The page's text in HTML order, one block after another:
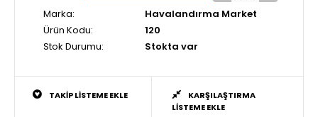
Marka:
Havalandırma Market
Ürün Kodu:
120
Stok Durumu:
Stokta var
TAKIP LISTEME EKLE
KARŞILAŞTIRMA
LISTEME EKLE